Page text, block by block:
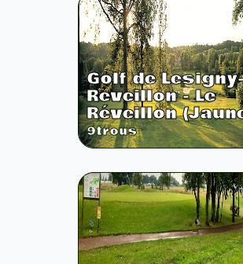
Golf de
Reveillon - Le
Réveillon
9trous